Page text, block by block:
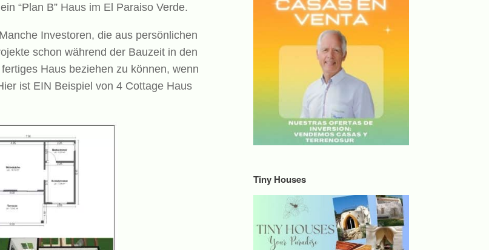
“Plan B” Haus im El Paraiso Verde.
Investoren, die aus persönlichen
schon während der Bauzeit in den
Haus beziehen zu können, wenn
ist EIN Beispiel von 4 Cottage Haus
Tiny Houses